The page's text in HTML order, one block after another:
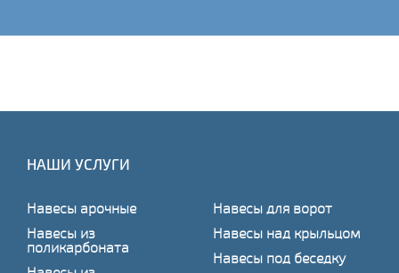
НАШИ УСЛУГИ
Навесы арочные
Навесы из
поликарбоната
Навесы для ворот
Навесы над крыльцом
Навесы под беседку